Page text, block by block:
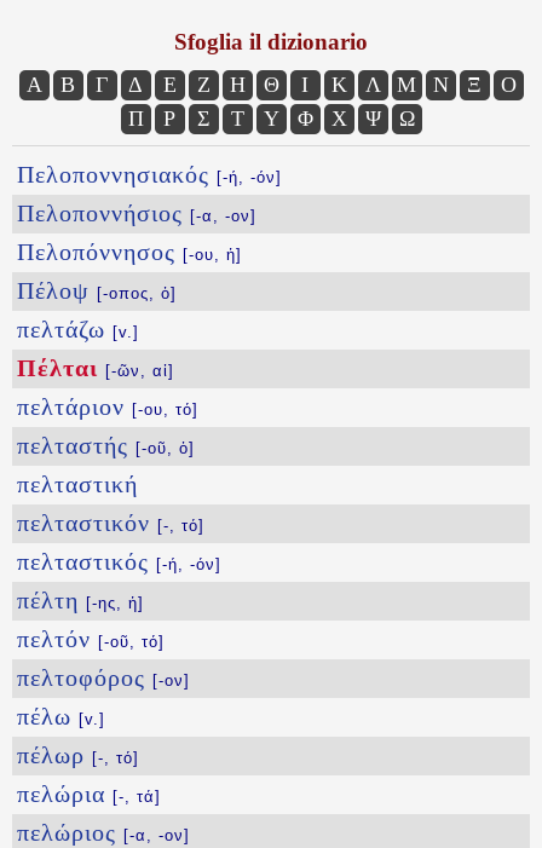
Sfoglia il dizionario
Α Β Γ Δ Ε Ζ Η Θ Ι Κ Λ Μ Ν Ξ
Ο
Π
Ρ Σ Τ Υ Φ Χ Ψ Ω
Πελοποννησιακός [-ή, -όν]
Πελοποννήσιος [-α, -ον]
Πελοπόννησος [-ου, ἡ]
Πέλοψ [-οπος, ὁ]
πελτάζω [v.]
Πέλται [-ῶν, αἱ]
πελτάριον [-ου, τό]
πελταστής [-οῦ, ὁ]
πελταστική
πελταστικόν [-, τό]
πελταστικός [-ή, -όν]
πέλτη [-ης, ἡ]
πελτόν [-οῦ, τό]
πελτοφόρος [-ον]
πέλω [v.]
πέλωρ [-, τό]
πελώρια [-, τά]
πελώριος [-α, -ον]